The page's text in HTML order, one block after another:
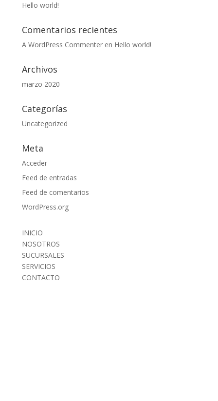
Hello world!
Comentarios recientes
A WordPress Commenteren Hello world!
Archivos
marzo 2020
Categorías
Uncategorized
Meta
Acceder
Feed de entradas
Feed de comentarios
WordPress.org
INICIO
NOSOTROS
SUCURSALES
SERVICIOS
CONTACTO